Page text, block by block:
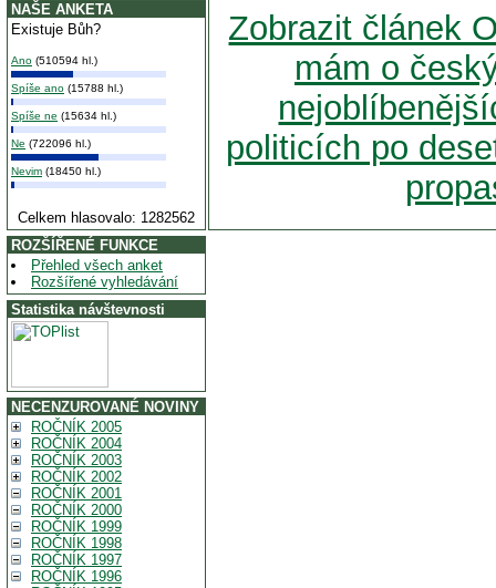
NAŠE ANKETA
Existuje Bůh?
Ano (510594 hl.)
Spíše ano (15788 hl.)
Spíše ne (15634 hl.)
Ne (722096 hl.)
Nevim (18450 hl.)
Celkem hlasovalo: 1282562
ROZŠÍŘENÉ FUNKCE
Přehled všech anket
Rozšířené vyhledávání
Statistika návštevnosti
NECENZUROVANÉ NOVINY
ROČNÍK 2005
ROČNÍK 2004
ROČNÍK 2003
ROČNÍK 2002
ROČNÍK 2001
ROČNÍK 2000
ROČNÍK 1999
ROČNÍK 1998
ROČNÍK 1997
ROČNÍK 1996
Zobrazit článek
mám o
politicích po